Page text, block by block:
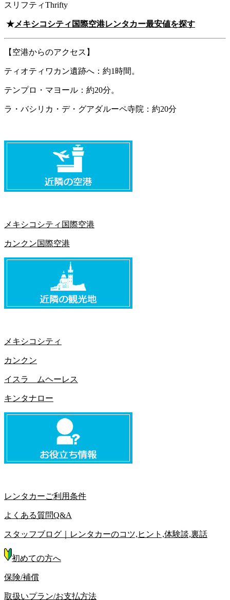
スリフティThrifty
★メキシコシティ国際空港レンタカー最安値を探す
【空港からのアクセス】
ティオティワカン遺跡へ：約1時間。
テンプロ・マヨール：約20分。
ラ・バシリカ・デ・グアダルーペ寺院：約20分
メキシコシティ国際空港
カンクン国際空港
メキシコシティ
カンクン
イスラ ムヘーレス
キンタナロー
レンタカーご利用条件
よくある質問Q&A
スタッフブログ｜レンタカーのコツ,ヒント,体験談,裏話
初めての方へ
保険/補償
取扱いプラン/お支払方法